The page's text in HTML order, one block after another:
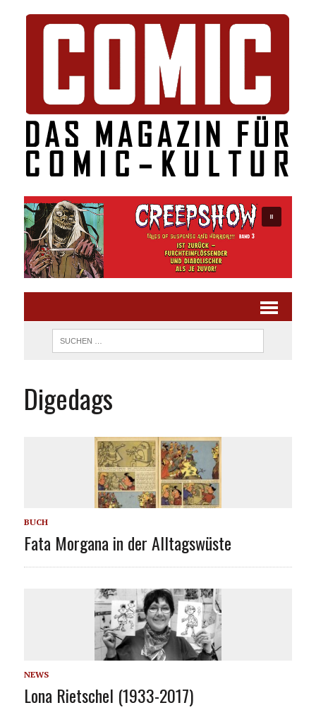
Digedags
BUCH
Fata Morgana in der Alltagswüste
NEWS
Lona Rietschel (1933-2017)